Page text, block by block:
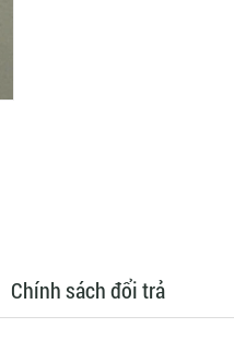
Chính sách đổi trả